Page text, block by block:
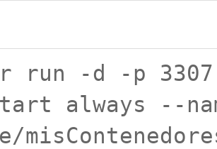
run -d -p
always --